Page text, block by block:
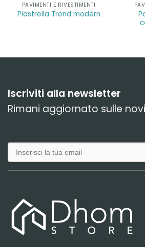
PAVIMENTI E RIVESTIMENTI
Piastrella Trend modern
Iscriviti alla newsletter
Rimani aggiornato sulle